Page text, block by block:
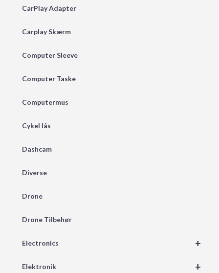
CarPlay Adapter
Carplay Skærm
Computer Sleeve
Computer Taske
Computermus
Cykel lås
Dashcam
Diverse
Drone
Drone Tilbehør
+
Electronics
+
Elektronik